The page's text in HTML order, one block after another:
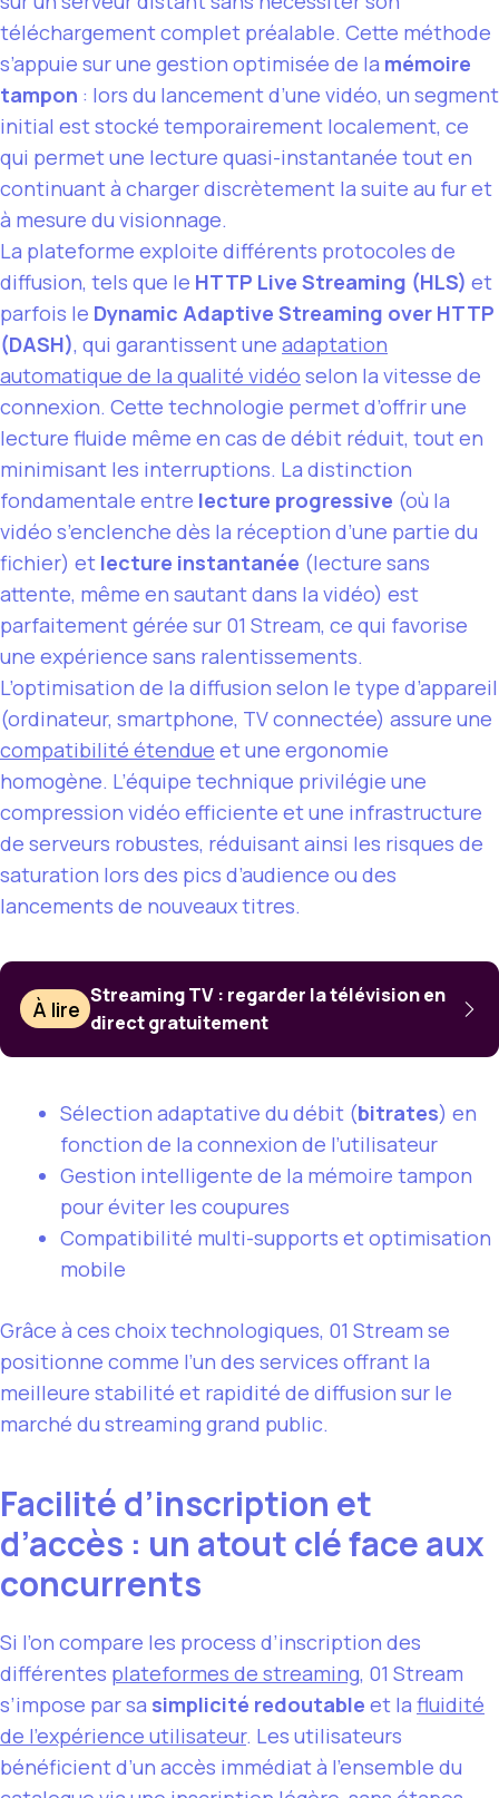
téléchargement complet préalable. Cette méthode
s’appuie sur une gestion optimisée de la mémoire
tampon : lors du lancement d’une vidéo, un segment
initial est stocké temporairement localement, ce
qui permet une lecture quasi-instantanée tout en
continuant à charger discrètement la suite au fur et
à mesure du visionnage.
La plateforme exploite différents protocoles de
diffusion, tels que le HTTP Live Streaming (HLS) et
parfois le Dynamic Adaptive Streaming over HTTP
(DASH), qui garantissent une adaptation
automatique de la qualité vidéo selon la vitesse de
connexion. Cette technologie permet d’offrir une
lecture fluide même en cas de débit réduit, tout en
minimisant les interruptions. La distinction
fondamentale entre lecture progressive (où la
vidéo s’enclenche dès la réception d’une partie du
fichier) et lecture instantanée (lecture sans
attente, même en sautant dans la vidéo) est
parfaitement gérée sur 01 Stream, ce qui favorise
une expérience sans ralentissements.
L’optimisation de la diffusion selon le type d’appareil
(ordinateur, smartphone, TV connectée) assure une
compatibilité étendue et une ergonomie
homogène. L’équipe technique privilégie une
compression vidéo efficiente et une infrastructure
de serveurs robustes, réduisant ainsi les risques de
saturation lors des pics d’audience ou des
lancements de nouveaux titres.
À lire
Streaming TV : regarder la télévision en
direct gratuitement
Sélection adaptative du débit (bitrates) en
fonction de la connexion de l’utilisateur
Gestion intelligente de la mémoire tampon
pour éviter les coupures
Compatibilité multi-supports et optimisation
mobile
Grâce à ces choix technologiques, 01 Stream se
positionne comme l’un des services offrant la
meilleure stabilité et rapidité de diffusion sur le
marché du streaming grand public.
Facilité d’inscription et
d’accès : un atout clé face aux
concurrents
Si l’on compare les process d’inscription des
différentes plateformes de streaming, 01 Stream
s’impose par sa simplicité redoutable et la fluidité
de l’expérience utilisateur. Les utilisateurs
bénéficient d’un accès immédiat à l’ensemble du